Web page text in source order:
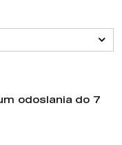
odoslania do 7